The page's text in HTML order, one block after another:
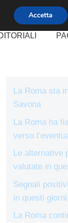
La Roma sta
Savona
La Roma ha
verso
Le alternative
valutate in
Segnali
in questi giorni
La Roma
Accetta